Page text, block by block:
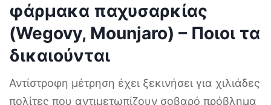
φάρμακα παχυσαρκίας
(Wegovy, Mounjaro) – Ποιοι τα
δικαιούνται
Αντίστροφη μέτρηση έχει ξεκινήσει για χιλιάδες
πολίτες που αντιμετωπίζουν σοβαρό πρόβλημα